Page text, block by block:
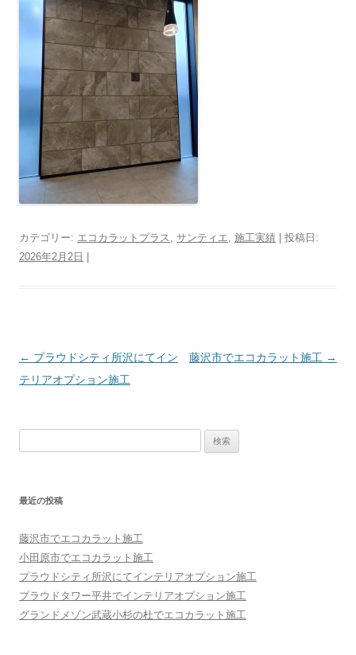
カテゴリー: エコカラットプラス , サンティエ, 施工実績 | 投稿日:
2026年2月2日
投稿ナビゲーション
← プラウドシティ所沢にてイン
テリアオプション施工
藤沢市でエコカラット施工 →
最近の投稿
藤沢市でエコカラット施工
小田原市でエコカラット施工
プラウドシティ所沢にてインテリアオプション施工
プラウドタワー平井でインテリアオプション施工
グランドメゾン武蔵小杉の杜でエコカラット施工